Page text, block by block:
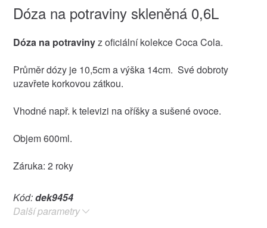
Dóza na potraviny skleněná 0,6L
Dóza na potravinyz oficiální kolekce Coca Cola.
Průměr dózy je 10,5cm a výška 14cm. Své dobroty
uzavřete korkovou zátkou.
Vhodné např. k televizi na oříšky a sušené ovoce.
Objem 600ml.
Záruka: 2 roky
Kód:dek9454
Další parametry